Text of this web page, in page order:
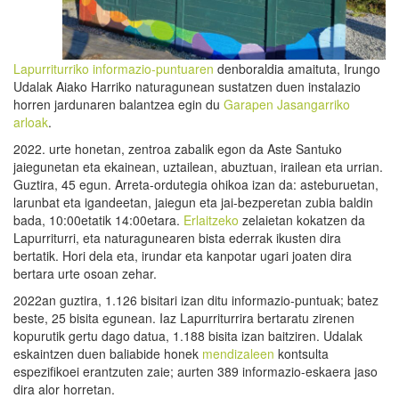
Lapurriturriko informazio-puntuaren denboraldia amaituta, Irungo
Udalak Aiako Harriko naturagunean sustatzen duen instalazio
horren jardunaren balantzea egin du Garapen Jasangarriko
arloak.
2022. urte honetan, zentroa zabalik egon da Aste Santuko
jaiegunetan eta ekainean, uztailean, abuztuan, irailean eta urrian.
Guztira, 45 egun. Arreta-ordutegia ohikoa izan da: asteburuetan,
larunbat eta igandeetan, jaiegun eta jai-bezperetan zubia baldin
bada, 10:00etatik 14:00etara. Erlaitzeko zelaietan kokatzen da
Lapurriturri, eta naturagunearen bista ederrak ikusten dira
bertatik. Hori dela eta, irundar eta kanpotar ugari joaten dira
bertara urte osoan zehar.
2022an guztira, 1.126 bisitari izan ditu informazio-puntuak; batez
beste, 25 bisita egunean. Iaz Lapurriturrira bertaratu zirenen
kopurutik gertu dago datua, 1.188 bisita izan baitziren. Udalak
eskaintzen duen baliabide honek mendizaleen kontsulta
espezifikoei erantzuten zaie; aurten 389 informazio-eskaera jaso
dira alor horretan.